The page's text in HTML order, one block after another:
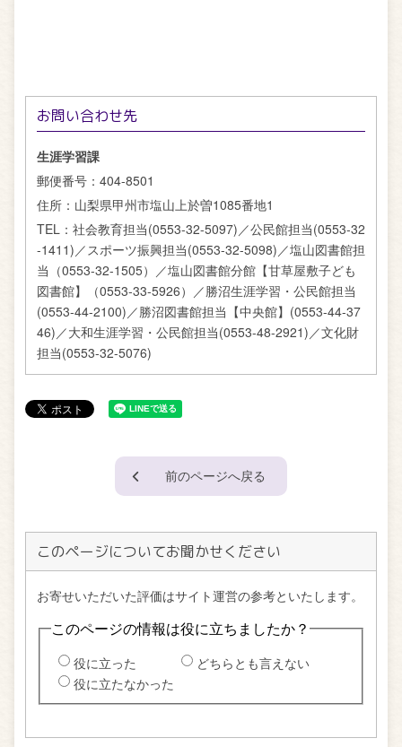
お問い合わせ先
生涯学習課
郵便番号： 404-8501
住所： 山梨県甲州市塩山上於曽1085番地1
TEL： 社会教育担当(0553-32-5097)／公民館担当(0553-32
-1411)／スポーツ振興担当(0553-32-5098)／塩山図書館担
当（0553-32-1505）／塩山図書館分館【甘草屋敷子ども
図書館】（0553-33-5926）／勝沼生涯学習・公民館担当
(0553-44-2100)／勝沼図書館担当【中央館】(0553-44-37
46)／大和生涯学習・公民館担当(0553-48-2921)／文化財
担当(0553-32-5076)
前のページへ戻る
このページについてお聞かせください